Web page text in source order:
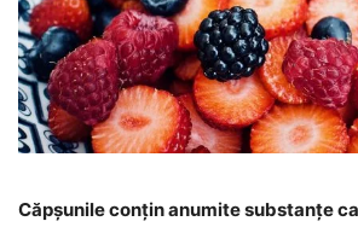
Căpșunile conțin anumite substanțe